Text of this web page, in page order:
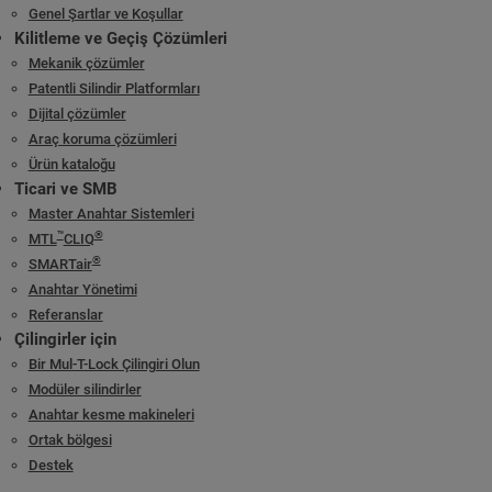
Genel Şartlar ve Koşullar
Kilitleme ve Geçiş Çözümleri
Mekanik çözümler
Patentli Silindir Platformları
Dijital çözümler
Araç koruma çözümleri
Ürün kataloğu
Ticari ve SMB
Master Anahtar Sistemleri
MTL™CLIQ®
SMARTair®
Anahtar Yönetimi
Referanslar
Çilingirler için
Bir Mul-T-Lock Çilingiri Olun
Modüler silindirler
Anahtar kesme makineleri
Ortak bölgesi
Destek